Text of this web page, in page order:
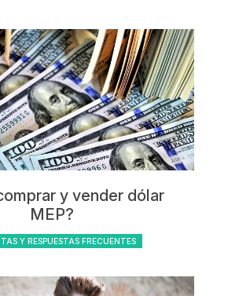
y vender dólar
MEP?
Y RESPUESTAS FRECUENTES